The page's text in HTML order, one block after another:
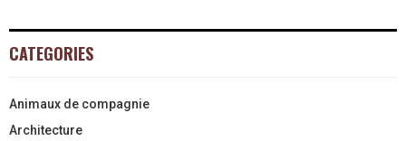
CATEGORIES
Animaux de compagnie
Architecture